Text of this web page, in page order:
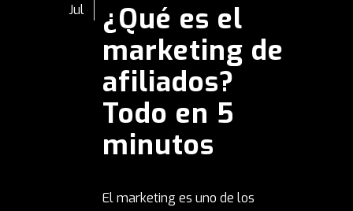
Jul
¿Qué es el
marketing de
afiliados?
Todo en 5
minutos
El marketing es uno de los